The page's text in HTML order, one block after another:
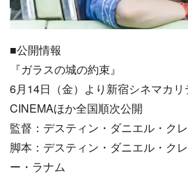
■公開情報
『ガラスの城の約束』
6月14日（金）より新宿シネマカ
CINEMAほか全国順次公開
監督：デスティン・ダニエル・ク
脚本：デスティン・ダニエル・ク
ー・ラナム